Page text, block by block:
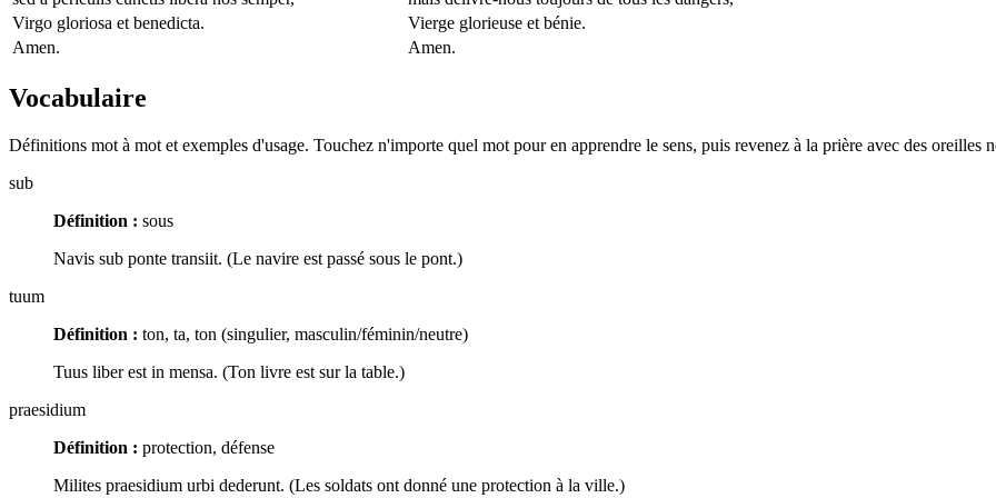
Virgo gloriosa et benedicta.
Vierge glorieuse et bénie.
Amen.
Amen.
Vocabulaire
Définitions mot à mot et exemples d'usage. Touchez n'importe quel mot pour en apprendre le sens, puis revenez à la prière avec des oreilles
sub
Définition : sous
Navis sub ponte transiit. (Le navire est passé sous le pont.)
tuum
Définition : ton, ta, ton (singulier, masculin/féminin/neutre)
Tuus liber est in mensa. (Ton livre est sur la table.)
praesidium
Définition : protection, défense
Milites praesidium urbi dederunt. (Les soldats ont donné une protection à la ville.)